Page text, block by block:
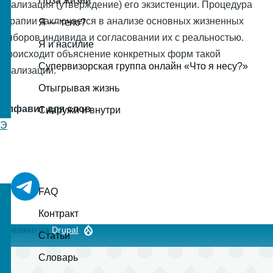
Я — тело?
Я и насилие
Супервизорская группа онлайн «Что я несу?»
Отыгрывая жизнь
Снаружи и внутри
FAQ
Контракт
Статьи
Словарь
реализация (утверждение) его экзистенции. Процедура
терапии заключается в анализе основных жизненных
выборов индивида и согласовании их с реальностью.
Происходит объяснение конкретных форм такой
реализации.
Алфавит для слов
Э
Сделано на Drupal